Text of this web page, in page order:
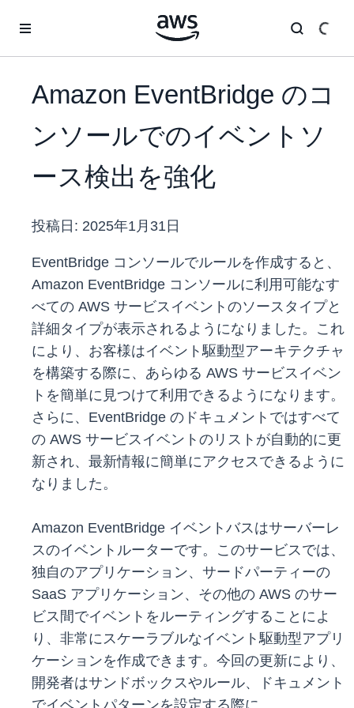
Amazon EventBridge のコ
ンソールでのイベントソ
ース検出を強化
投稿日: 2025年1月31日
EventBridge コンソールでルールを作成すると、
Amazon EventBridge コンソールに利用可能なす
べての AWS サービスイベントのソースタイプと
詳細タイプが表示されるようになりました。これ
により、お客様はイベント駆動型アーキテクチャ
を構築する際に、あらゆる AWS サービスイベン
トを簡単に見つけて利用できるようになります。
さらに、EventBridge のドキュメントではすべて
の AWS サービスイベントのリストが自動的に更
新され、最新情報に簡単にアクセスできるように
なりました。
Amazon EventBridge イベントバスはサーバーレ
スのイベントルーターです。このサービスでは、
独自のアプリケーション、サードパーティーの
SaaS アプリケーション、その他の AWS のサー
ビス間でイベントをルーティングすることによ
り、非常にスケーラブルなイベント駆動型アプリ
ケーションを作成できます。今回の更新により、
開発者はサンドボックスやルール、ドキュメント